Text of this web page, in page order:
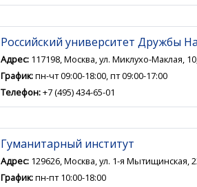
Российский университет Дружбы
Адрес: 117198, Москва, ул. Миклухо-Маклая,
График:пн-чт 09:00-18:00, пт 09:00-17:00
Телефон:+7 (495) 434-65-01
Гуманитарный институт
Адрес: 129626, Москва, ул. 1-я Мытищинская,
График:пн-пт 10:00-18:00